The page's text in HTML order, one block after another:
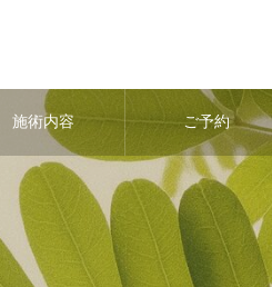
施術内容 ご予約